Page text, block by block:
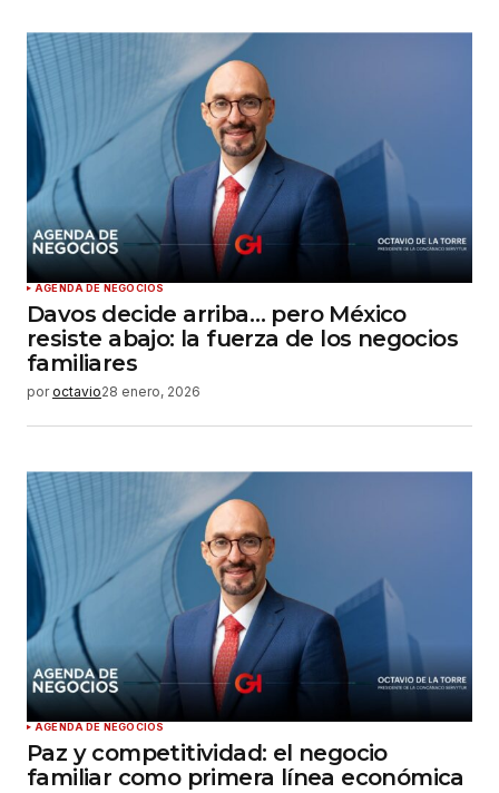
AGENDA DE NEGOCIOS
Davos decide arriba… pero México
resiste abajo: la fuerza de los negocios
familiares
por octavio28 enero, 2026
AGENDA DE NEGOCIOS
Paz y competitividad: el negocio
familiar como primera línea económica